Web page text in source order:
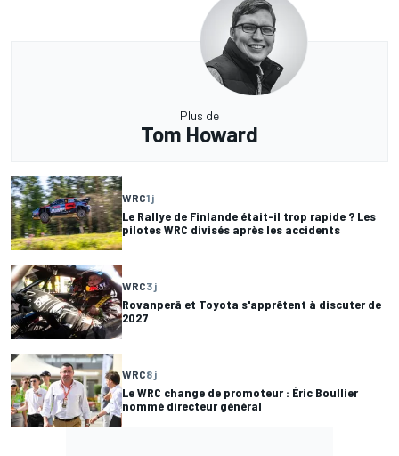
Plus de
Tom Howard
WRC1 j
Le Rallye de Finlande était-il trop rapide ? Les
pilotes WRC divisés après les accidents
WRC3 j
Rovanperä et Toyota s'apprêtent à discuter de
2027
WRC8 j
Le WRC change de promoteur : Éric Boullier
nommé directeur général